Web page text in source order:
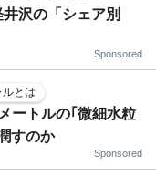
沢の「シェア別
Sponsored
とは
ートルの｢微細水粒
すのか
Sponsored